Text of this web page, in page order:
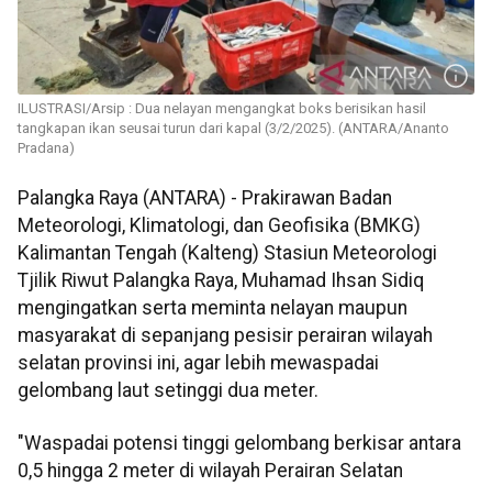
ILUSTRASI/Arsip : Dua nelayan mengangkat boks berisikan hasil
tangkapan ikan seusai turun dari kapal (3/2/2025). (ANTARA/Ananto
Pradana)
Palangka Raya (ANTARA) - Prakirawan Badan
Meteorologi, Klimatologi, dan Geofisika (BMKG)
Kalimantan Tengah (Kalteng) Stasiun Meteorologi
Tjilik Riwut Palangka Raya, Muhamad Ihsan Sidiq
mengingatkan serta meminta nelayan maupun
masyarakat di sepanjang pesisir perairan wilayah
selatan provinsi ini, agar lebih mewaspadai
gelombang laut setinggi dua meter.
"Waspadai potensi tinggi gelombang berkisar antara
0,5 hingga 2 meter di wilayah Perairan Selatan